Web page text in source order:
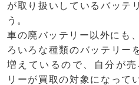
が取り扱いしているバッテ
う。
車の廃バッテリー以外にも
ろいろな種類のバッテリー
増えているので、自分が
リーが買取の対象になって